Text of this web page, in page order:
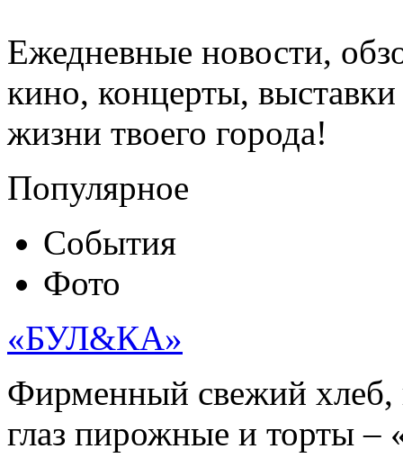
Ежедневные новости,
кино, концерты,
жизни твоего города!
Популярное
События
Фото
«БУЛ&КА»
Фирменный свежий хлеб,
глаз пирожные и торты